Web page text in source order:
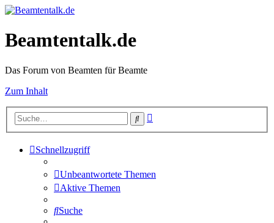
Beamtentalk.de
Das Forum von Beamten für Beamte
Zum Inhalt
Suche
Schnellzugriff
Unbeantwortete Themen
Aktive Themen
Suche